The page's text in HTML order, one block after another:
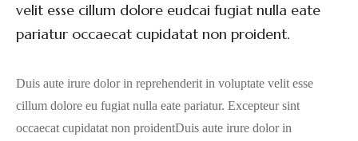
velit esse cillum dolore eudcai fugiat nulla eate
pariatur occaecat cupidatat non proident.
Duis aute irure dolor in reprehenderit in voluptate velit esse
cillum dolore eu fugiat nulla eate pariatur. Excepteur sint
occaecat cupidatat non proidentDuis aute irure dolor in